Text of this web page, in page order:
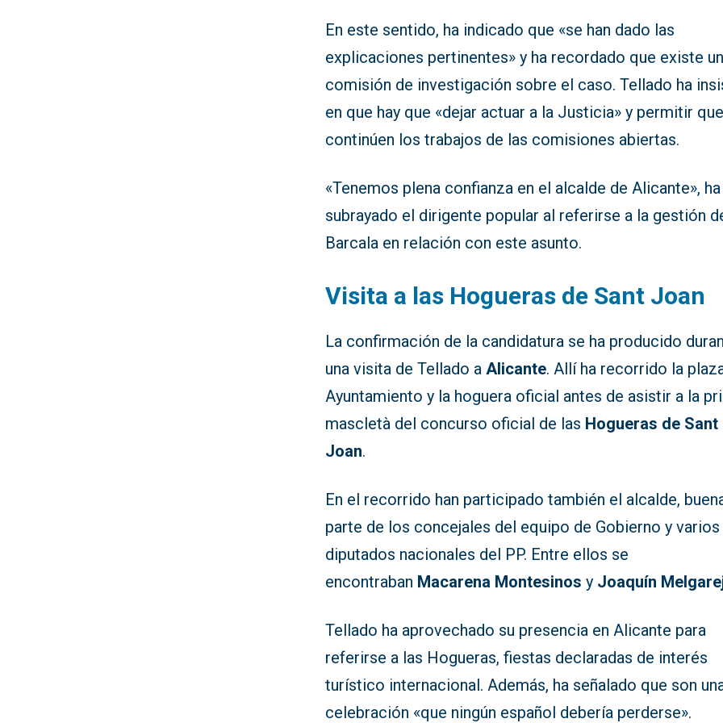
En este sentido, ha indicado que «se han dado las
explicaciones pertinentes» y ha recordado que existe
comisión de investigación sobre el caso. Tellado ha
en que hay que «dejar actuar a la Justicia» y permitir que
continúen los trabajos de las comisiones abiertas.
«Tenemos plena confianza en el alcalde de Alicante», ha
subrayado el dirigente popular al referirse a la gestión
Barcala en relación con este asunto.
Visita a las Hogueras de Sant Joan
La confirmación de la candidatura se ha producido
una visita de Tellado aAlicante. Allí ha recorrido la
Ayuntamiento y la hoguera oficial antes de asistir a la
mascletà del concurso oficial de las Hogueras de Sant
Joan.
En el recorrido han participado también el alcalde,
parte de los concejales del equipo de Gobierno y varios
diputados nacionales del PP. Entre ellos se
encontraban Macarena Montesinos y Joaquín
Tellado ha aprovechado su presencia en Alicante para
referirse a las Hogueras, fiestas declaradas de interés
turístico internacional. Además, ha señalado que son
celebración «que ningún español debería perderse».